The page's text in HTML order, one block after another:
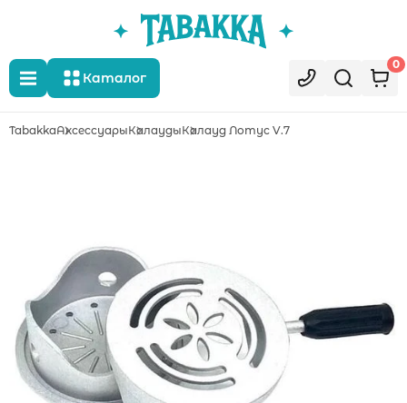
Каталог
0
TabakkaАксессуарыКалаудыКалауд Лотус V.7